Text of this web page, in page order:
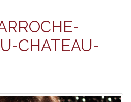
CHATEAU-